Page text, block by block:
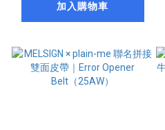
加入購物車